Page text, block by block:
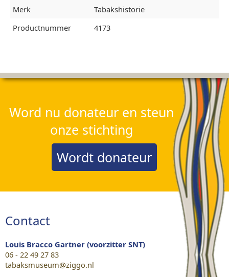
Merk
Tabakshistorie
Productnummer
4173
Word nu donateur en steun
onze stichting
Wordt donateur
Contact
Louis Bracco Gartner (voorzitter SNT)
06 - 22 49 27 83
tabaksmuseum@ziggo.nl